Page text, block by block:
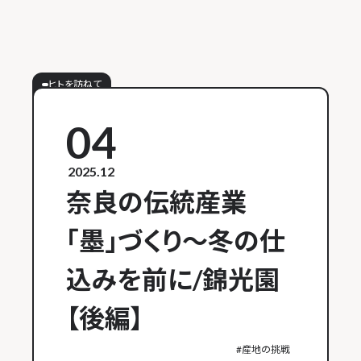
ヒトを訪ねて
04
2025.12
奈良の伝統産業
「墨」づくり～冬の仕
込みを前に/錦光園
【後編】
#産地の挑戦